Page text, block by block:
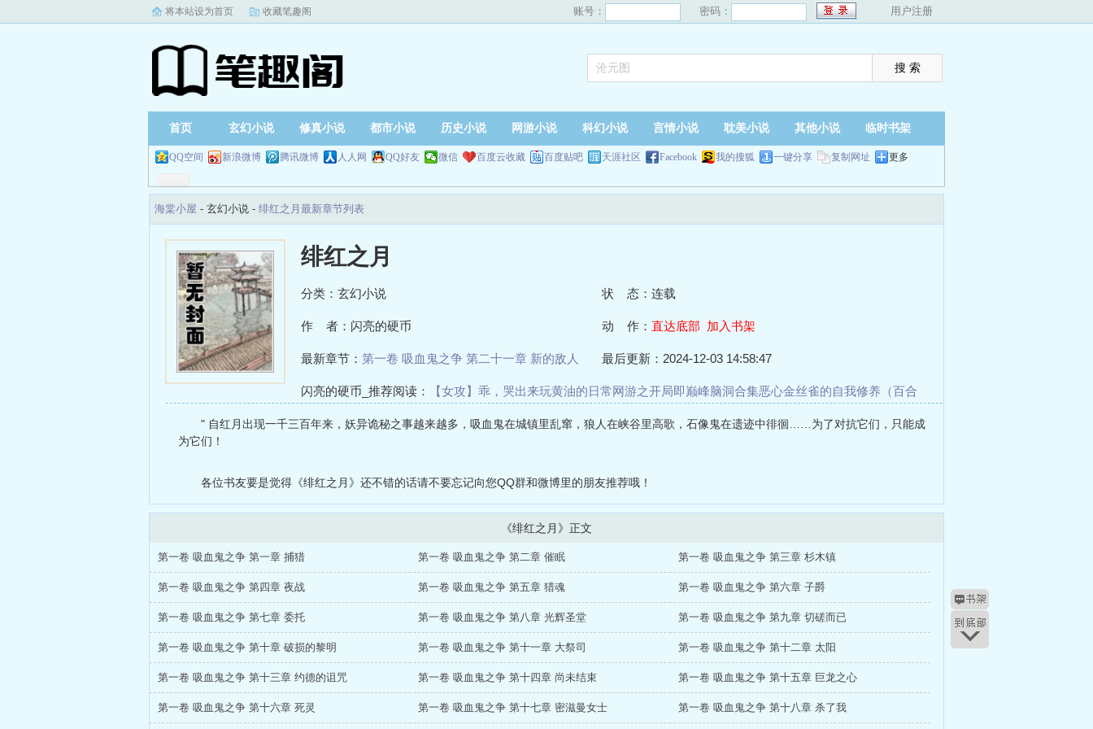
将本站设为首页 收藏笔趣阁 账号： 密码： 用户注册
首页 玄幻小说 修真小说 都市小说 历史小说 网游小说 科幻小说 言情小说 耽美小说 其他小说 临时书架
QQ空间 新浪微博 腾讯微博 人人网 QQ好友 微信 百度云收藏 百度贴吧 天涯社区 Facebook 我的搜狐 一键分享 复制网址 更多
海棠小屋 - 玄幻小说 - 绯红之月最新章节列表
绯红之月
分类：玄幻小说 状 态：连载
作 者：闪亮的硬币 动 作： 直达底部 加入书架
最新章节： 第一卷 吸血鬼之争 第二十一章 新的敌人 最后更新：2024-12-03 14:58:47
闪亮的硬币_推荐阅读： 【女攻】乖，哭出来玩黄油的日常网游之开局即巅峰脑洞合集恶心金丝雀的自我修养（百合
" 自红月出现一千三百年来，妖异诡秘之事越来越多，吸血鬼在城镇里乱窜，狼人在峡谷里高歌，石像鬼在遗迹中徘徊……为了对抗它们，只能成
为它们！
各位书友要是觉得《绯红之月》还不错的话请不要忘记向您QQ群和微博里的朋友推荐哦！
《绯红之月》正文
第一卷 吸血鬼之争 第一章 捕猎 第一卷 吸血鬼之争 第二章 催眠 第一卷 吸血鬼之争 第三章 杉木镇
第一卷 吸血鬼之争 第四章 夜战 第一卷 吸血鬼之争 第五章 猎魂 第一卷 吸血鬼之争 第六章 子爵
第一卷 吸血鬼之争 第七章 委托 第一卷 吸血鬼之争 第八章 光辉圣堂 第一卷 吸血鬼之争 第九章 切磋而已
第一卷 吸血鬼之争 第十章 破损的黎明 第一卷 吸血鬼之争 第十一章 大祭司 第一卷 吸血鬼之争 第十二章 太阳
第一卷 吸血鬼之争 第十三章 约德的诅咒 第一卷 吸血鬼之争 第十四章 尚未结束 第一卷 吸血鬼之争 第十五章 巨龙之心
第一卷 吸血鬼之争 第十六章 死灵 第一卷 吸血鬼之争 第十七章 密滋曼女士 第一卷 吸血鬼之争 第十八章 杀了我